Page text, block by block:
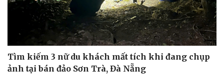
Tìm kiếm 3 nữ du khách mất tích khi đang chụp
ảnh tại bán đảo Sơn Trà, Đà Nẵng